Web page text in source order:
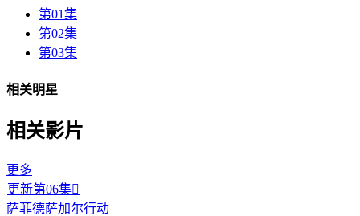
第01集
第02集
第03集
相关明星
相关影片
更多
更新第06集
萨菲德萨加尔行动